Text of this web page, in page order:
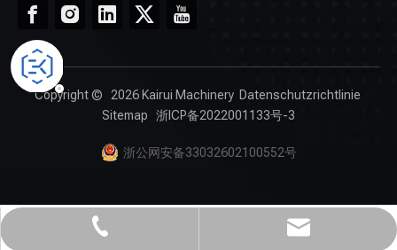
Copyright © 2026Kairui Machinery Datenschutzrichtlinie
Sitemap
浙ICP备2022001133号-3
浙公网安备33032602100552号